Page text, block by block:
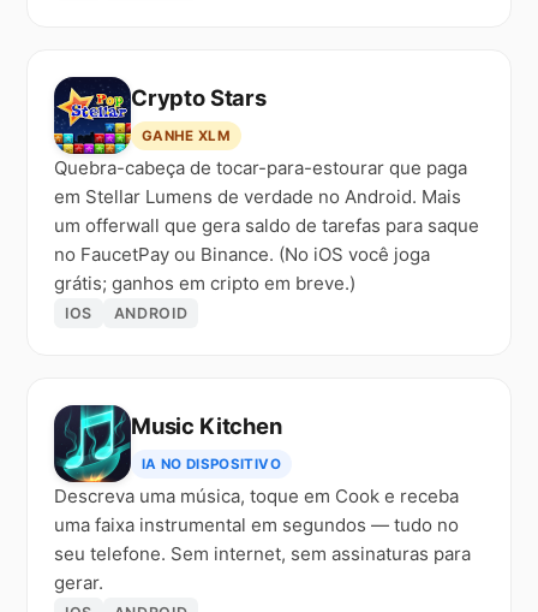
Crypto Stars
GANHE XLM
Quebra-cabeça de tocar-para-estourar que paga
em Stellar Lumens de verdade no Android. Mais
um offerwall que gera saldo de tarefas para saque
no FaucetPay ou Binance. (No iOS você joga
grátis; ganhos em cripto em breve.)
IOS ANDROID
Music Kitchen
IA NO DISPOSITIVO
Descreva uma música, toque em Cook e receba
uma faixa instrumental em segundos — tudo no
seu telefone. Sem internet, sem assinaturas para
gerar.